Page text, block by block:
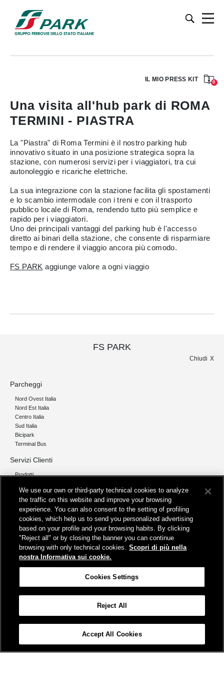
IL MIO PRESS KIT 0
Una visita all'hub park di ROMA
TERMINI - PIASTRA
La "Piastra" di Roma Termini è il nostro parking hub
innovativo situato in una posizione strategica sopra la
stazione, con numerosi servizi per i viaggiatori, tra cui
autonoleggio e ricariche elettriche.
La sua integrazione con la stazione facilita gli spostamenti
e lo scambio intermodale con i treni e con il trasporto
pubblico locale di Roma, rendendo tutto più semplice e
rapido per i viaggiatori.
Uno dei principali vantaggi del parking hub è l'accesso
diretto ai binari della stazione, che consente di risparmiare
tempo e di rendere il viaggio ancora più comodo.
FS PARK aggiunge valore a ogni viaggio
FS PARK
Chiudi
Parcheggi
Nord Ovest Italia
Nord Est Italia
Centro Italia
Sud Italia
Bicipark
Terminal Bus
Servizi Clienti
Prodotti
Chi siamo
I nostri pilastri
Servizi
Info
Protezione Dati Personali
We use our own or third-party technical cookies to analyze
the traffic on this website and improve your browsing
experience. You can also consent to the setting of profiling
cookies, which help us to send you personalized advertising
based on your profile and your browsing habits. By clicking
"Reject all" or by closing the banner you can continue
browsing with only technical cookies. Scopri di più nella
nostra Informativa sui cookie.
Cookies Settings
Reject All
Accept All Cookies